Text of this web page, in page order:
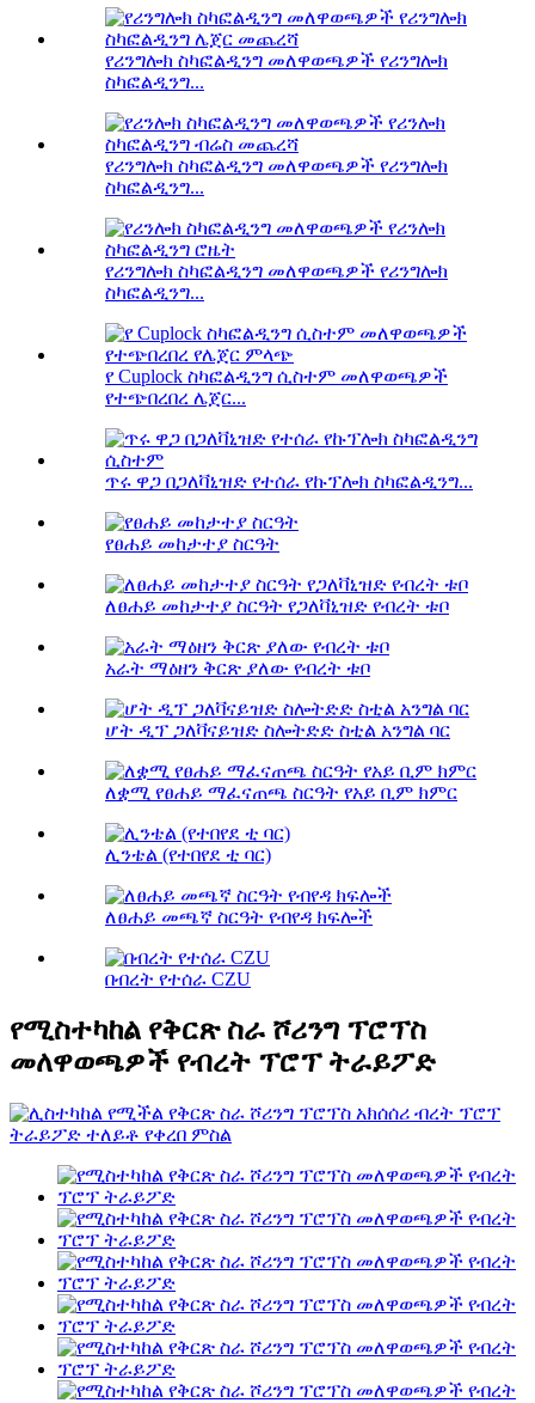
የሪንግሎክ ስካፎልዲንግ መለዋወጫዎች የሪንግሎክ
ስካፎልዲንግ...
የሪንግሎክ ስካፎልዲንግ መለዋወጫዎች የሪንግሎክ
ስካፎልዲንግ...
የሪንግሎክ ስካፎልዲንግ መለዋወጫዎች የሪንግሎክ
ስካፎልዲንግ...
የ Cuplock ስካፎልዲንግ ሲስተም መለዋወጫዎች
የተጭበረበረ ሌጀር...
ጥሩ ዋጋ በጋለቫኒዝድ የተሰራ የኩፕሎክ ስካፎልዲንግ...
የፀሐይ መከታተያ ስርዓት
ለፀሐይ መከታተያ ስርዓት የጋለቫኒዝድ የብረት ቱቦ
አራት ማዕዘን ቅርጽ ያለው የብረት ቱቦ
ሆት ዲፕ ጋለቫናይዝድ ስሎትድድ ስቲል አንግል ባር
ለቋሚ የፀሐይ ማፈናጠጫ ስርዓት የአይ ቢም ክምር
ሊንቴል (የተበየደ ቲ ባር)
ለፀሐይ መጫኛ ስርዓት የብየዳ ክፍሎች
በብረት የተሰራ CZU
የሚስተካከል የቅርጽ ስራ ሾሪንግ ፕሮፕስ
መለዋወጫዎች የብረት ፕሮፕ ትራይፖድ